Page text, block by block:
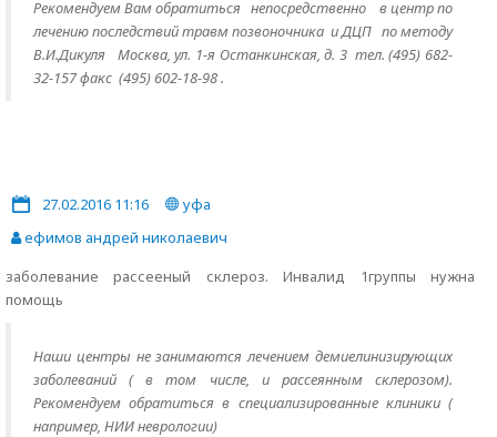
Рекомендуем Вам обратиться непосредственно
в центр по
лечению последствий травм позвоночника и ДЦП по методу
В.И.Дикуля Москва, ул. 1-я Останкинская, д. 3 тел. (495) 682-
32-157 факс (495) 602-18-98 .
27.02.2016 11:16
уфа
ефимов андрей николаевич
заболевание рассееный склероз. Инвалид 1группы нужна
помощь
Наши центры не занимаются лечением демиелинизирующих
заболеваний ( в том числе, и рассеянным склерозом).
Рекомендуем обратиться в специализированные клиники (
например, НИИ неврологии)